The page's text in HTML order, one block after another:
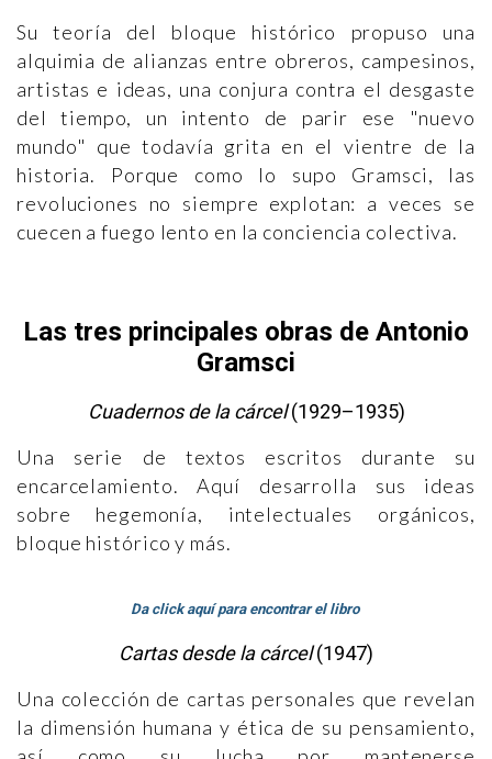
Su teoría del bloque histórico propuso una
alquimia de alianzas entre obreros, campesinos,
artistas e ideas, una conjura contra el desgaste
del tiempo, un intento de parir ese "nuevo
mundo" que todavía grita en el vientre de la
historia. Porque como lo supo Gramsci, las
revoluciones no siempre explotan: a veces se
cuecen a fuego lento en la conciencia colectiva.
Las tres principales obras de Antonio
Gramsci
Cuadernos de la cárcel(1929–1935)
Una serie de textos escritos durante su
encarcelamiento. Aquí desarrolla sus ideas
sobre hegemonía, intelectuales orgánicos,
bloque histórico y más.
Da click aquí para encontrar el libro
Cartas desde la cárcel(1947)
Una colección de cartas personales que revelan
la dimensión humana y ética de su pensamiento,